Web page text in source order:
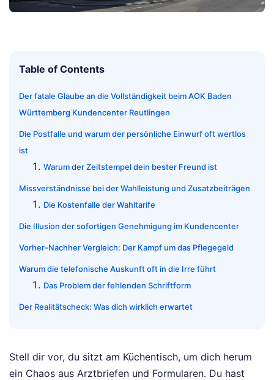
Table of Contents
Der fatale Glaube an die Vollständigkeit beim AOK Baden
Württemberg Kundencenter Reutlingen
Die Postfalle und warum der persönliche Einwurf oft wertlos
ist
Warum der Zeitstempel dein bester Freund ist
Missverständnisse bei der Wahlleistung und Zusatzbeiträgen
Die Kostenfalle der Wahltarife
Die Illusion der sofortigen Genehmigung im Kundencenter
Vorher-Nachher Vergleich: Der Kampf um das Pflegegeld
Warum die telefonische Auskunft oft in die Irre führt
Das Problem der fehlenden Schriftform
Der Realitätscheck: Was dich wirklich erwartet
Stell dir vor, du sitzt am Küchentisch, um dich herum
ein Chaos aus Arztbriefen und Formularen. Du hast